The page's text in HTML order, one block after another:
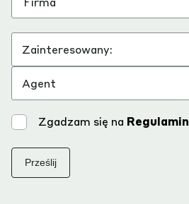
Zgadzam się na Regulamin
Prześlij